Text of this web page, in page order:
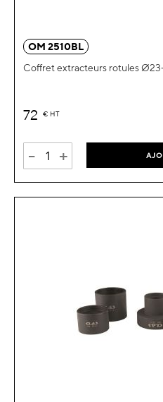
OM 2510BL
Coffret extracteurs rotules
72 € HT
- +